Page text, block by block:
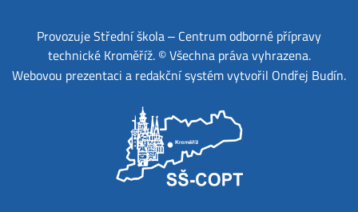
ProvozujeStřední škola ‒ Centrum odborné přípravy
technické Kroměříž. © Všechna práva vyhrazena.
Webovou prezentaci a redakční systémvytvořil Ondřej Budín.